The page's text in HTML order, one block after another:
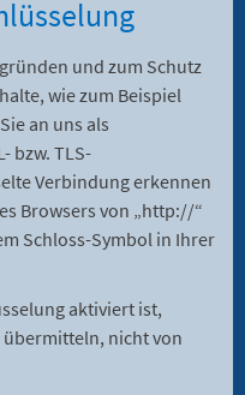
und zum Schutz
wie zum Beispiel
an uns als
bzw. TLS-
Verbindung erkennen
Browsers von „http://“
Schloss-Symbol in Ihrer
aktiviert ist,
übermitteln, nicht von